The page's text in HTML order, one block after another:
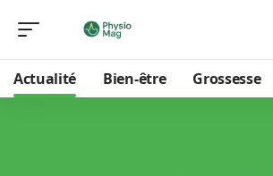
Actualité Bien-être Grossesse